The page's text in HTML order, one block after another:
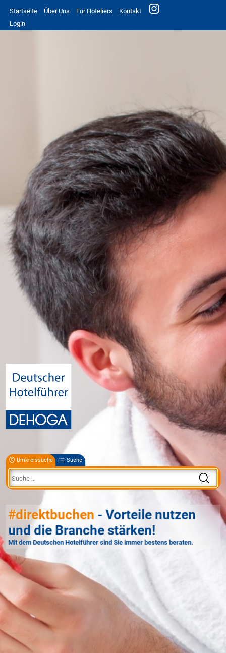
Startseite Über Uns Für Hoteliers
Kontakt
Login
Umkreissuche Suche
#direktbuchen - Vorteile nutzen
und die Branche stärken!
Mit dem Deutschen Hotelführer sind Sie immer bestens beraten.